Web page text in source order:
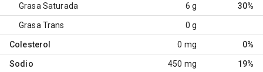
Grasa Saturada 6 g 30%
Grasa Trans 0 g
Colesterol 0 mg 0%
Sodio 450 mg 19%